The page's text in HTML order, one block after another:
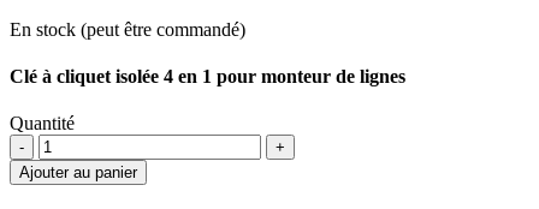
En stock (peut être commandé)
Clé à cliquet isolée 4 en 1 pour monteur de lignes
Quantité
CLE
ISOLÉ
1000V
Ajouter au panier